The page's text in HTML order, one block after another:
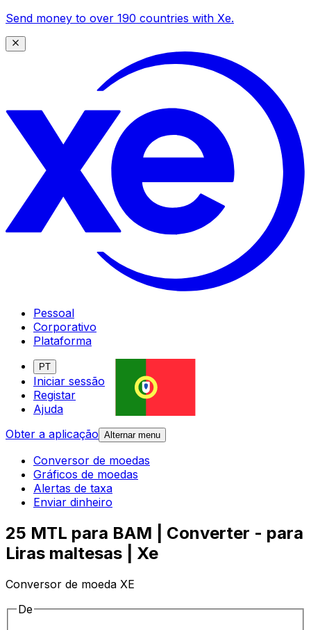
Send money to over 190 countries with Xe.
Pessoal
Corporativo
Plataforma
PT
Iniciar sessão
Registar
Ajuda
Obter a aplicação Alternar menu
Conversor de moedas
Gráficos de moedas
Alertas de taxa
Enviar dinheiro
25 MTL para BAM | Converter - para
Liras maltesas | Xe
Conversor de moeda XE
De